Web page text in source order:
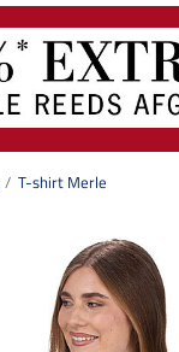
T-shirt Merle